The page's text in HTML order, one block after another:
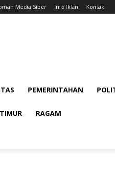
Media Siber Info Iklan Kontak
PEMERINTAHAN
RAGAM